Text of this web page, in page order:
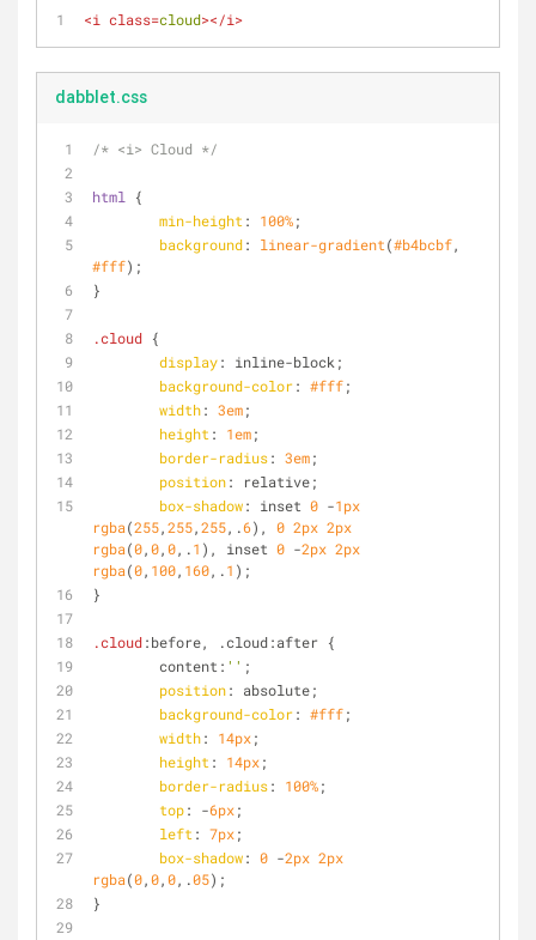
<i class=cloud></i>
dabblet.css
/* <i> Cloud */
html
{
min-height : 100%;
background: linear-gradient(#b4bcbf
#fff);
}
.cloud {
display: inline-block;
background-color: #fff;
width: 3em;
height : 1em;
border-radius: 3em;
position: relative;
box-shadow: inset 0 -1px
rgba(255,255,255,.6), 0 2px 2px
rgba(0,0,0,.1 ), inset 0 -2px 2px
rgba(0, 100, 160,.1 );
}
.cloud:before, .cloud:after {
	content:
'' ;
position: absolute;
background-color: #fff;
width: 14px;
height : 14px;
border-radius: 100%;
top: -6px;
left : 7px;
box-shadow: 0 -2px 2px
rgba(0,0,0,.05);
}